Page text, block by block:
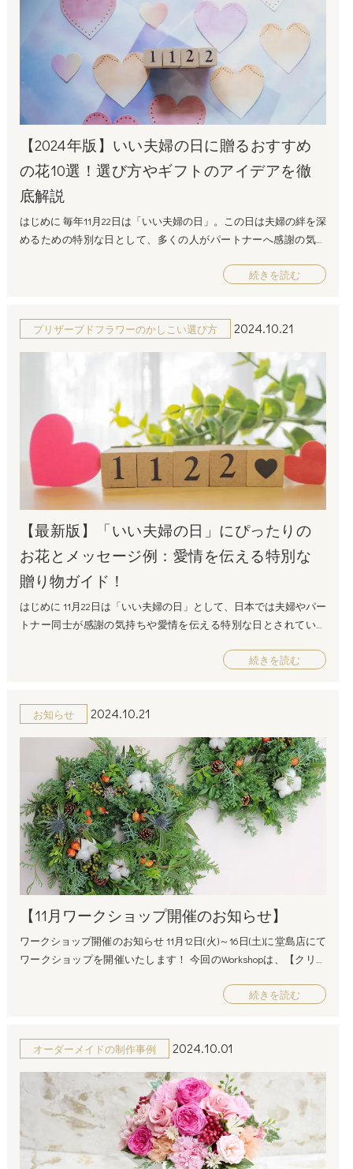
【2024年版】いい夫婦の日に贈るおすすめ
の花10選！選び方やギフトのアイデアを徹
底解説
はじめに 毎年11月22日は「いい夫婦の日」。この日は夫婦の絆を深
めるための特別な日として、多くの人がパートナーへ感謝の気持
「花」。美しい花は、感謝や愛情を象徴し、気持ちを直接伝える
て、花の選び方やおすすめの花10選を詳しく解説します。今年の
に花を贈る際は、パートナーの好みや関係性を考慮しつつ、特別
感のある花を選ぶことが大切です。 花の種類で選ぶ まずは、どん
な花が「いい夫婦の日」に適しているのかを知っておきましょ
う。代表的な花をいくつか紹介します。 バラ：愛の象徴とされる
バラは、特に赤いバラが「愛情」や「情熱」を表すと言われてい
ます。いい夫婦の日にもぴったり。 カーネーション：感謝の気持
ちを表す花として知られるカーネーションは、夫婦の絆を強調す
るギフトに最適。 ガーベラ：明るくカラフルなガーベラは、「希
望」や「感謝」を象徴。元気で前向きなメッセージを伝えたい場
合におすすめです。 花言葉で選ぶ 花言葉を意識して選ぶことで、
贈る花に特別な意味を込めることができます。例えば、以下のよ
うな花言葉を持つ花を選ぶと、いい夫婦の日にぴったりのメッ
セージが伝わります。 赤いバラ：「愛情」や「情熱」 ピンクの
カーネーション：「感謝」や「愛情」 白いユリ：「純粋」や「無
手に合わせて、花言葉も考慮しながら選ぶと、より深い意味を込
す。 赤：情熱的な愛や感謝の象徴。 ピンク：優しさや温かみを表
さ、安定を表現。 相手の好きな色や、贈りたいメッセージに合わ
せて色を選ぶことで、より感動的なギフトになるでしょう。 【202
4年版】いい夫婦の日におすすめの花6選 ここからは、今年のいい
夫婦の日にぴったりなおすすめの花を6選ご紹介します。夫婦の絆
を祝う特別な日だからこそ、花選びにはこだわりたいですよね。
赤いバラ 赤いバラは、何よりも「愛情」を象徴する花。特に夫婦
にとって、情熱的な愛を表す赤いバラの花束は特別な贈り物にな
ります。シンプルながらも、その美しさとインパクトは絶大で
す。 誓い-12本バラの花束- make you happy /赤バラ12本の花束プリ
ザーブドフラワー ピンクのカーネーション 「感謝」や「愛情」の
のにぴったり。 good luckブーケ(ピンク) /花束プリザーブドフラ
ワー daylight 白いバラ 白いバラは「誠実」を表します。清らかで
誠実な関係を象徴する白い花を組み合わせたアレンジは、夫婦の
ルカラーの花々をミックスしたブーケは、優しさと温かみを感じ
させます。ピンクやライトブルー、淡いイエローの花々が、夫婦
の穏やかで幸せな日々を表現します。 Cute(キュート) ナチュラルフ
レーム-ホワイト- オレンジのバラ オレンジのバラは「友情」や
「絆」を象徴し、友情と愛情を兼ね備えた夫婦に最適なアレンジ
メントです。 Dandelion-ダンデライオン- 小春バスケット ボックス
フラワー 花をボックスに詰めたフラワーギフトは、開けた瞬間に
驚きと感動を与える演出に最適。バラやカーネーションを使った
続きを読む
プリザーブドフラワーのかしこい選び方 2024.10.21
【最新版】「いい夫婦の日」にぴったりの
お花とメッセージ例：愛情を伝える特別な
贈り物ガイド！
はじめに 11月22日は「いい夫婦の日」として、日本では夫婦やパー
トナー同士が感謝の気持ちや愛情を伝える特別な日とされていま
きつつありますが、その中でも特に人気なのが「花」と「メッ
書き方をお伝えいたします！ いい夫婦の日とは？ 「いい夫婦の
ら、1988年に制定されました。この日は、夫婦間の絆を深め、日
ごろの感謝を伝えるための特別な日として、多くの人に親しまれ
ています。 現代では、夫婦やパートナー同士だけでなく、友人や
家族から夫婦に対してお祝いの気持ちを伝えるケースも増えてい
ます。そこで、お花やメッセージカードといった贈り物がよく選
ばれます。特に、お花は夫婦間の感謝や愛情を象徴する素晴らし
いプレゼントとなります。 いい夫婦の日に贈るお花の選び方 夫婦
に贈るお花の意味 「花」は、古くから人々の感情や思いを伝える
手段として用いられてきました。それぞれのお花には花言葉があ
り、贈るお花によって込められた意味が異なります。いい夫婦の
知られています。特に赤いバラは「愛情」や「情熱」を表し、い
い夫婦の日に贈るには最適なお花です。黄色いバラは「友情」や
「思いやり」を意味するので、友人夫婦へのプレゼントにも適し
「感謝」の象徴です。母の日の贈り物としても定番ですが、いい
夫婦の日に夫婦間で感謝の気持ちを伝えるためにもぴったりなお
花です。ピンクのカーネーションは特に「感謝」の意味が強いの
で、贈る相手への感謝の念を伝えたいときに最適です。 ガーベラ
ガーベラは明るさと元気を象徴するお花です。「希望」や「前向
きさ」を意味するため、未来に向けた二人の歩みを祝福する際に
選ばれることが多いです。カラフルな色合いが特徴で、見ている
続きを読む
お知らせ 2024.10.21
【11月ワークショップ開催のお知らせ】
ワークショップ開催のお知らせ 11月12日(火)～16日(土)に堂島店にて
ワークショップを開催いたします！⁡ 今回のWorkshopは、【クリス
に飾るとほのかな針葉樹の香りに包まれ、心癒される森の香りの
6(土) 11時～/14時～ 定員各3名 【場所】 堂島花壇 プリザーブド
サイズ￥5,500-(税込/作成時間:約1時間半程度) Ｌサイズ￥8,800-
（税込/作成時間:約2時間程度） ※申し込み期限は参加希望日の4日
前までです。 ------------------------------- お申込みはこちらから！ TEL:0
6-6346-2387 受付時間：10:00〜19:00 定休日：土日祝 ⁡※組数に限り
がございます!!お早めにご予約ください。
続きを読む
オーダーメイドの制作事例 2024.10.01